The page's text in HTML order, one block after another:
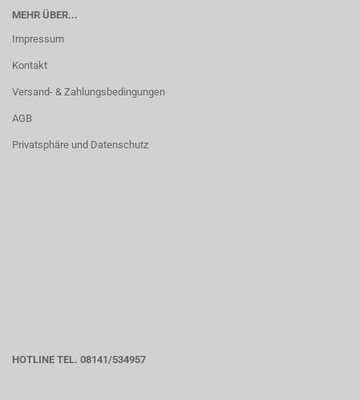
MEHR ÜBER...
Impressum
Kontakt
Versand- & Zahlungsbedingungen
AGB
Privatsphäre und Datenschutz
HOTLINE TEL. 08141/534957